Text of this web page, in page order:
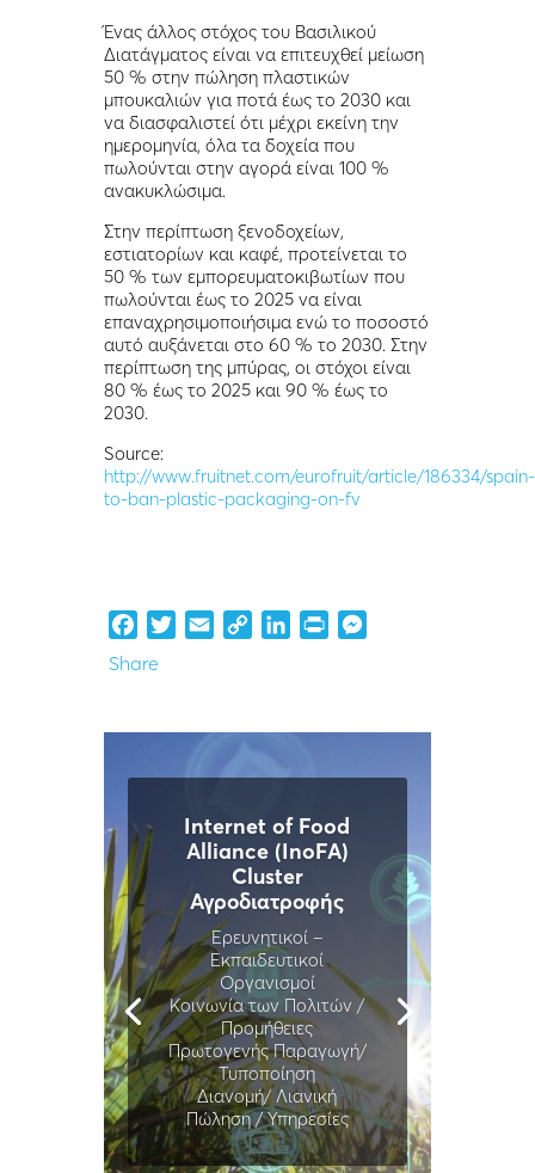
Ένας άλλος στόχος του Βασιλικού
Διατάγματος είναι να επιτευχθεί μείωση
50 % στην πώληση πλαστικών
μπουκαλιών για ποτά έως το 2030 και
να διασφαλιστεί ότι μέχρι εκείνη την
ημερομηνία, όλα τα δοχεία που
πωλούνται στην αγορά είναι 100 %
ανακυκλώσιμα.
Στην περίπτωση ξενοδοχείων,
εστιατορίων και καφέ, προτείνεται το
50 % των εμπορευματοκιβωτίων που
πωλούνται έως το 2025 να είναι
επαναχρησιμοποιήσιμα ενώ το ποσοστό
αυτό αυξάνεται στο 60 % το 2030. Στην
περίπτωση της μπύρας, οι στόχοι είναι
80 % έως το 2025 και 90 % έως το
2030.
Source:
http://www.fruitnet.com/eurofruit/article/186334/spain-
to-ban-plastic-packaging-on-fv
FacebookTwitterEmail Copy
LinkedIn
Print
Share
Internet of Food
Alliance (InoFA)
Cluster
Αγροδιατροφής
Ερευνητικοί –
Εκπαιδευτικοί
Οργανισμοί
Κοινωνία των Πολιτών /
Προμήθειες
Πρωτογενής Παραγωγή/
Τυποποίηση
Διανομή/ Λιανική
Πώληση / Υπηρεσίες